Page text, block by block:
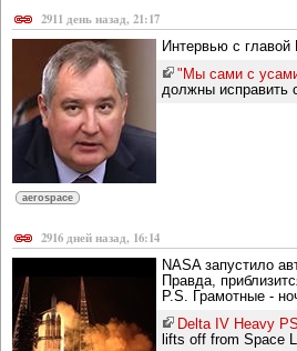
2911 день назад, 21:17
Интервью с главой
"Мы сами с
должны исправить
aerospace
2916 дней назад, 16:14
NASA запустило
Правда,
P.S. Грамотные -
Delta IV Heavy
lifts off from Space